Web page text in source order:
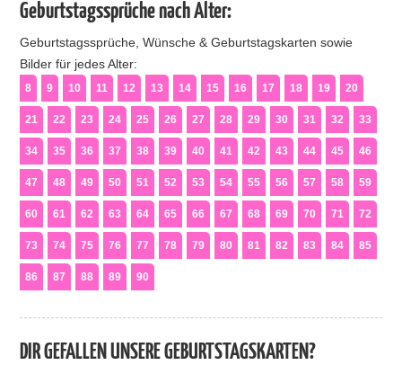
Geburtstagssprüche nach Alter:
Geburtstagssprüche, Wünsche & Geburtstagskarten sowie
Bilder für jedes Alter:
8 9 10 11 12 13 14 15 16 17 18 19 20
21 22 23 24 25 26 27 28 29 30 31 32 33
34 35 36 37 38 39 40 41 42 43 44 45 46
47 48 49 50 51 52 53 54 55 56 57 58 59
60 61 62 63 64 65 66 67 68 69 70 71 72
73 74 75 76 77 78 79 80 81 82 83 84 85
86 87 88 89 90
DIR GEFALLEN UNSERE GEBURTSTAGSKARTEN?